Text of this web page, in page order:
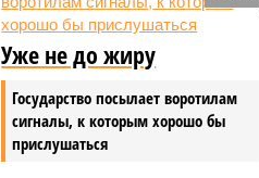
Уже не до жиру
Государство посылает воротилам
сигналы, к которым хорошо бы
прислушаться